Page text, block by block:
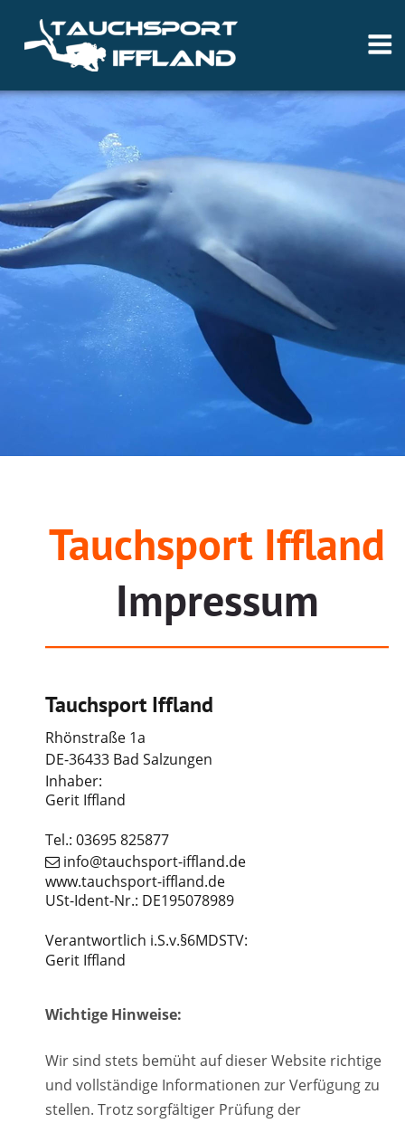
Tauchsport Iffland
Rhönstraße 1a
DE-36433 Bad Salzungen
Inhaber:
Gerit Iffland
Tel.: 03695 825877
 info@tauchsport-iffland.de
www.tauchsport-iffland.de
USt-Ident-Nr.: DE195078989
Verantwortlich i.S.v.§6MDSTV:
Gerit Iffland
Wichtige Hinweise:
Wir sind stets bemüht auf dieser Website richtige
und vollständige Informationen zur Verfügung zu
stellen. Trotz sorgfältiger Prüfung der
Tauchsport Iffland
Impressum